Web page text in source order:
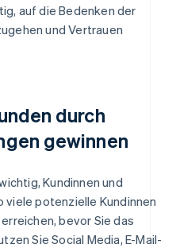
auf die Bedenken der
und Vertrauen
durch
gewinnen
Kundinnen und
viele potenzielle Kundinnen
bevor Sie das
Sie Social Media, E-Mail-